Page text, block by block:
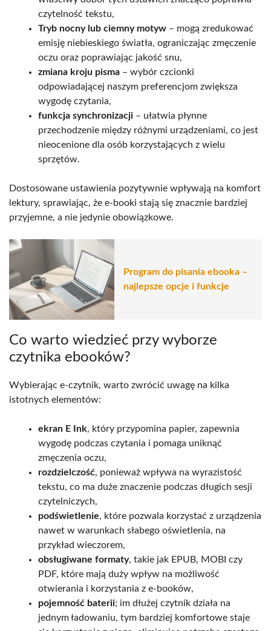
czytelność tekstu,
Tryb nocny lub ciemny motyw – mogą zredukować
emisję niebieskiego światła, ograniczając zmęczenie
oczu oraz poprawiając jakość snu,
zmiana kroju pisma – wybór czcionki
odpowiadającej naszym preferencjom zwiększa
wygodę czytania,
funkcja synchronizacji – ułatwia płynne
przechodzenie między różnymi urządzeniami, co jest
nieocenione dla osób korzystających z wielu
sprzętów.
Dostosowane ustawienia pozytywnie wpływają na komfort
lektury, sprawiając, że e-booki stają się znacznie bardziej
przyjemne, a nie jedynie obowiązkowe.
Program do pisania ebooka –
najlepsze opcje i funkcje
Co warto wiedzieć przy wyborze
czytnika ebooków?
Wybierając e-czytnik, warto zwrócić uwagę na kilka
istotnych elementów:
ekran E Ink, który przypomina papier, zapewnia
wygodę podczas czytania i pomaga uniknąć
zmęczenia oczu,
rozdzielczość, ponieważ wpływa na wyrazistość
tekstu, co ma duże znaczenie podczas długich sesji
czytelniczych,
podświetlenie, które pozwala korzystać z urządzenia
nawet w warunkach słabego oświetlenia, na
przykład wieczorem,
obsługiwane formaty, takie jak EPUB, MOBI czy
PDF, które mają duży wpływ na możliwość
otwierania i korzystania z e-booków,
pojemność baterii; im dłużej czytnik działa na
jednym ładowaniu, tym bardziej komfortowe staje